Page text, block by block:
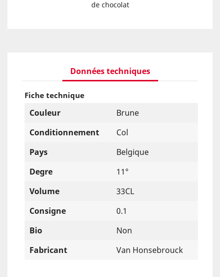
de chocolat
Données techniques
Fiche technique
Couleur
Brune
Conditionnement
Col
Pays
Belgique
Degre
11°
Volume
33CL
Consigne
0.1
Bio
Non
Fabricant
Van Honsebrouck